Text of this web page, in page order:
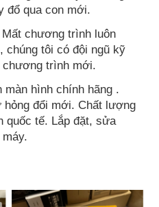
đổ qua con mới.
chương trình luôn
chúng tôi có đội ngũ kỹ
trình mới.
màn hình chính hãng .
hỏng đổi mới. Chất lượng
quốc tế. Lắp đặt, sửa